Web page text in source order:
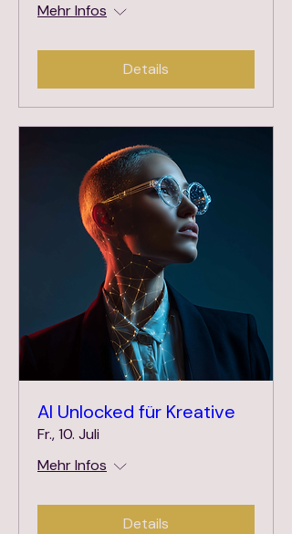
Mehr Infos
Details
AI Unlocked für Kreative
Fr., 10. Juli
Mehr Infos
Details